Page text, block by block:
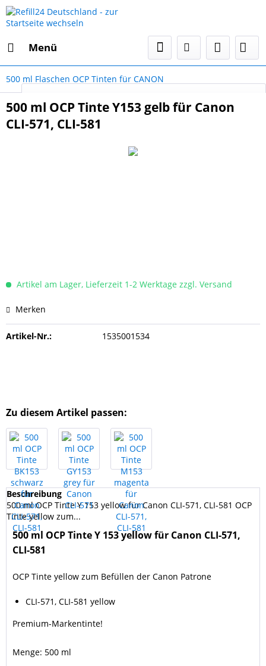
Menü
500 ml Flaschen OCP Tinten für CANON
500 ml OCP Tinte Y153 gelb für Canon
CLI-571, CLI-581
Artikel am Lager, Lieferzeit 1-2 Werktage zzgl. Versand
Merken
Artikel-Nr.: 1535001534
Zu diesem Artikel passen:
Beschreibung
500 ml OCP Tinte Y 153 yellow für Canon CLI-571, CLI-581 OCP
Tinte yellow zum...
500 ml OCP Tinte Y 153 yellow für Canon CLI-571,
CLI-581
OCP Tinte yellow zum Befüllen der Canon Patrone
CLI-571, CLI-581 yellow
Premium-Markentinte!
Menge: 500 ml